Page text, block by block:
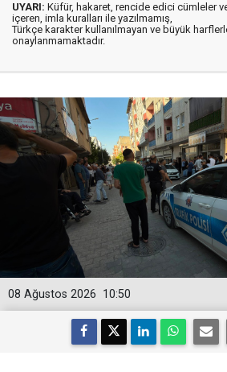
UYARI: Küfür, hakaret, rencide edici cümleler
içeren, imla kuralları ile yazılmamış,
Türkçe karakter kullanılmayan ve büyük
onaylanmamaktadır.
10:50
08 Ağustos 2026